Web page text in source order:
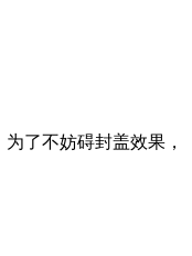
了不妨碍封盖效果，